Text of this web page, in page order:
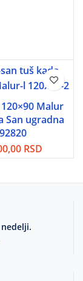
Malur
San ugradna
RSD